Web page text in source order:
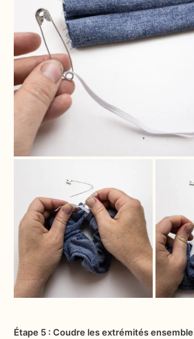
Étape 5 : Coudre les extrémités ensemble